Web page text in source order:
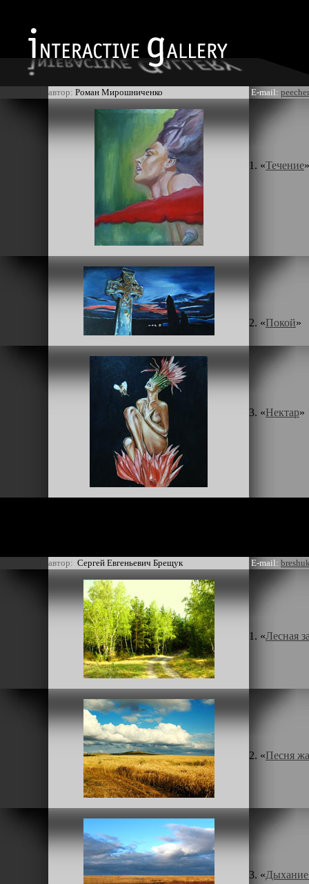
автор: Роман Мирошниченко E-mail:
1. «Течение»
2. «Покой»
3. «Нектар»
автор: Сергей Евгеньевич Брещук E-mail:
1. «Лесная
2. «Песня
3. «